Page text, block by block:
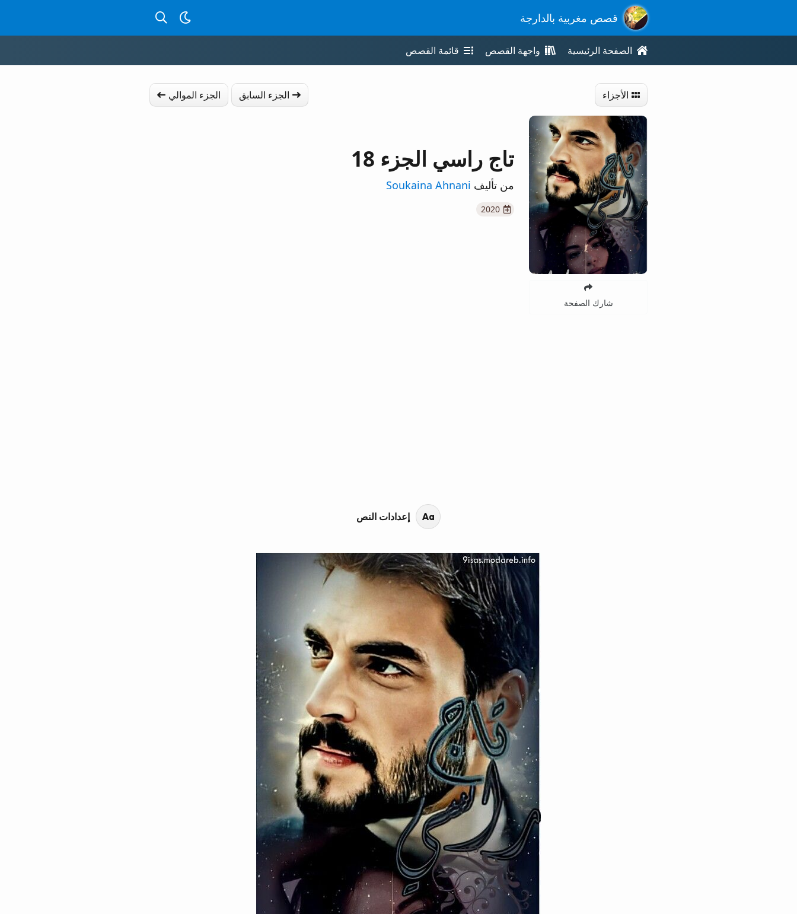
قصص مغربية بالدارجة بحث عن قصص بالدارجة
الصفحة الرئيسية واجهة القصص قائمة القصص
الأجزاء الجزء السابق الجزء الموالي
شارك الصفحة
تاج راسي الجزء 18
من تأليف Soukaina Ahnani
2020